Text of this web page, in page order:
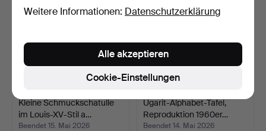
Kleine Schmuckschatulle
im Louis-XV-Stil a…
Beendet 15. Mai 2026
Ugarit-Alphabet-Tafel,
Reproduktion 1960er…
Beendet 14. Mai 2026
Weitere Informationen: Datenschutzerklärung
Cookie-Einstellungen
Alle akzeptieren